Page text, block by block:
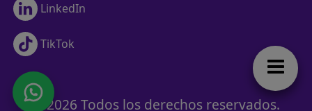
LinkedIn
TikTok
© 2026 Todos los derechos reservados.